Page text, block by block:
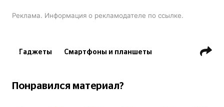
Реклама. Информация о рекламодателе по ссылке.
Гаджеты Смартфоны и планшеты
Понравился материал?